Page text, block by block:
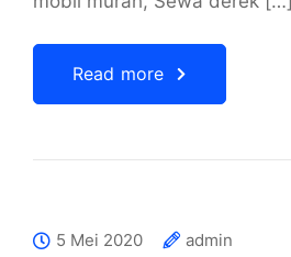
Read more
5 Mei 2020
admin